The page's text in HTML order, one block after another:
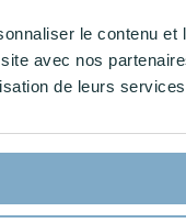
le contenu
avec nos
de leurs